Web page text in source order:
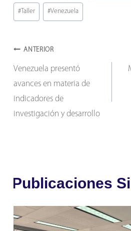
entrada:
# Taller #Venezuela
Navegación
de
entradas
ANTERIOR
Venezuela presentó
avances en materia de
indicadores de
investigación y desarrollo
Publicaciones